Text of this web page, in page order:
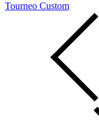
Tourneo Custom